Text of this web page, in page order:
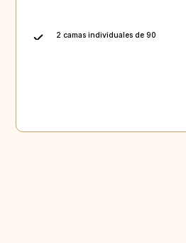
2 camas individuales de 90